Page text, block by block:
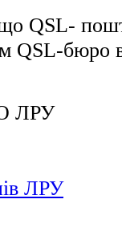
QSL-
QSL-бюро
ЛРУ
ЛРУ